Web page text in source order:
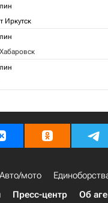
Иркутск
Авто/мото
Пресс-центр Об